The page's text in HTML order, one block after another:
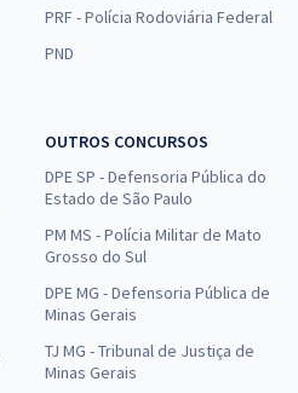
PRF - Polícia Rodoviária Federal
PND
OUTROS CONCURSOS
DPE SP - Defensoria Pública do
Estado de São Paulo
PM MS - Polícia Militar de Mato
Grosso do Sul
DPE MG - Defensoria Pública de
Minas Gerais
TJ MG - Tribunal de Justiça de
Minas Gerais